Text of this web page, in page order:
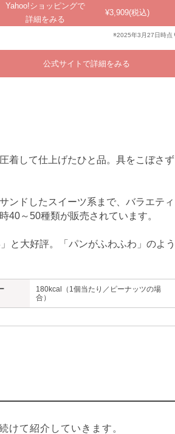
Yahoo!ショッピングで
詳細をみる
¥3,909(税込)
※2025年3月27日時点
公式サイトで詳細をみる
着して仕上げたひと品。具をこぼさず
ンドしたスイーツ系まで、バラエティ
40～50種類が販売されています。
と大好評。「パンがふわふわ」のよう
180kcal（1個当たり／ピーナッツの場
合）
けて紹介していきます。